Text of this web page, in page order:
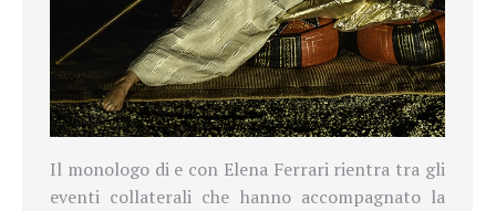
Il monologo di e con Elena Ferrari rientra tra gli
eventi collaterali che hanno accompagnato la